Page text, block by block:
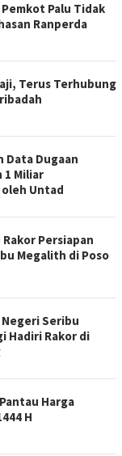
Palu Tidak
Ranperda
Terus Terhubung
Data Dugaan
1 Miliar
oleh Untad
Persiapan
Megalith di Poso
Seribu
Hadiri Rakor di
Harga
H